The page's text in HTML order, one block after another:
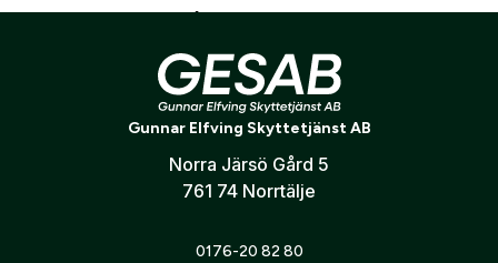
Repeterbart montage utan träfflägesförändring
Låg och stabil konstruktion
Snabb montering och demontering
Hög precision och säker låsning
Justeras med Torx 10
Jag godkänner att mina personuppgifter behandlas enligt
Gunnar Elfving Skyttetjänst AB
Norra Järsö Gård 5
761 74 Norrtälje
0176-20 82 80